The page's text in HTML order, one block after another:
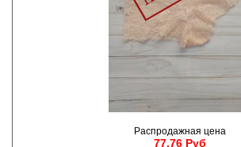
полностью кружевные, х/б
ластовица.
Распродажная цена
77.76 Руб